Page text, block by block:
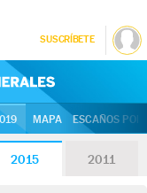
SUSCRÍBETE
MAPA ESCAÑOS
2015 2011